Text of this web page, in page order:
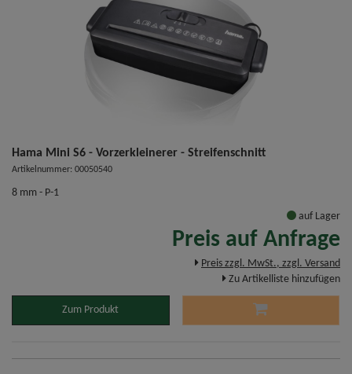
Hama Mini S6 - Vorzerkleinerer - Streifenschnitt
Artikelnummer: 00050540
8 mm - P-1
auf Lager
Preis auf Anfrage
Preis zzgl. MwSt., zzgl. Versand
Zu Artikelliste hinzufügen
Zum Produkt